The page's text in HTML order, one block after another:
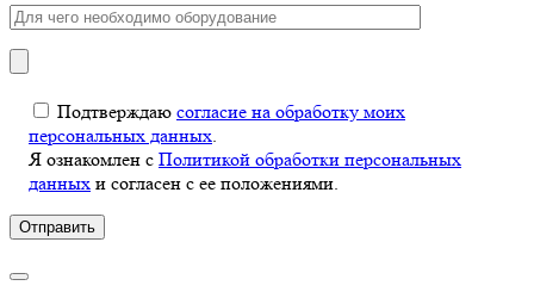
Подтверждаю согласие на обработку моих
персональных данных
Я ознакомлен с Политикой обработки персональных
данных и согласен с ее положениями.